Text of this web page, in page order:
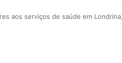
aos serviços de saúde em